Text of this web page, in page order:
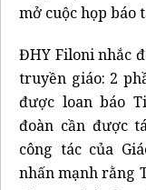
mở cuộc họp báo
ĐHY Filoni nhắc
truyền giáo: 2
được loan báo
đoàn cần được
công tác của
nhấn mạnh rằng